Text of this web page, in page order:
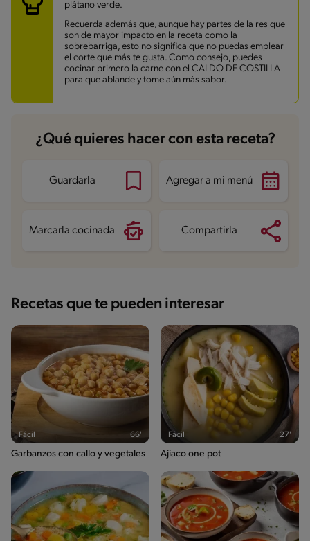
plátano verde.
Recuerda además que, aunque hay partes de la res que
son de mayor impacto en la receta como la
sobrebarriga, esto no significa que no puedas emplear
el corte que más te gusta. Como consejo, puedes
cocinar primero la carne con el CALDO DE COSTILLA
para que ablande y tome aún más sabor.
¿Qué quieres hacer con esta receta?
Guardarla Agregar a mi menú
Marcarla cocinada Compartirla
Recetas que te pueden interesar
Fácil 66'
Garbanzos con callo y vegetales
Fácil 27'
Ajiaco one pot